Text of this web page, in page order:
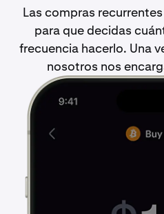
Las compras
para que decidas
frecuencia hacerlo. Una
nosotros nos